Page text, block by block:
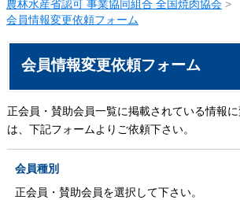
農林水産省認可 事業協同組合 全国焼肉協会 >
会員情報変更依頼フォーム
会員情報変更依頼フォーム
正会員・賛助会員一覧に掲載されている情報
は、下記フォームよりご依頼下さい。
会員種別
正会員・賛助会員を選択して下さい。